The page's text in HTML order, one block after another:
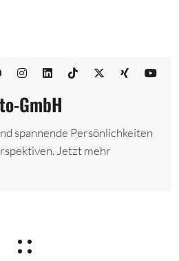
GmbH
spannende Persönlichkeiten
Jetzt mehr